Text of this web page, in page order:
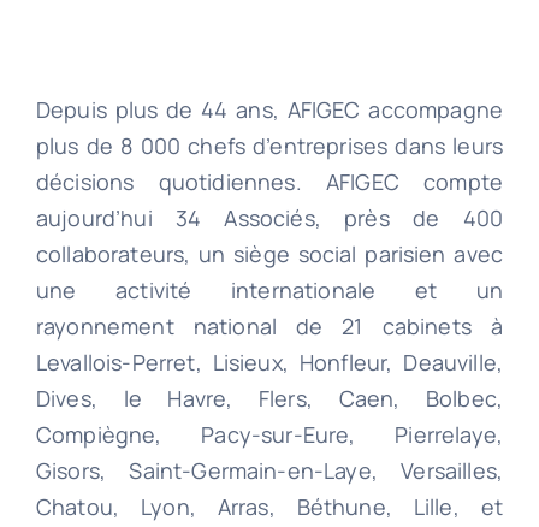
Depuis plus de 44 ans, AFIGEC accompagne
plus de 8 000 chefs d’entreprises dans leurs
décisions quotidiennes. AFIGEC compte
aujourd’hui 34 Associés, près de 400
collaborateurs, un siège social parisien avec
une activité internationale et un
rayonnement national de 21 cabinets à
Levallois-Perret, Lisieux, Honfleur, Deauville,
Dives, le Havre, Flers, Caen, Bolbec,
Compiègne, Pacy-sur-Eure, Pierrelaye,
Gisors, Saint-Germain-en-Laye, Versailles,
Chatou, Lyon, Arras, Béthune, Lille, et